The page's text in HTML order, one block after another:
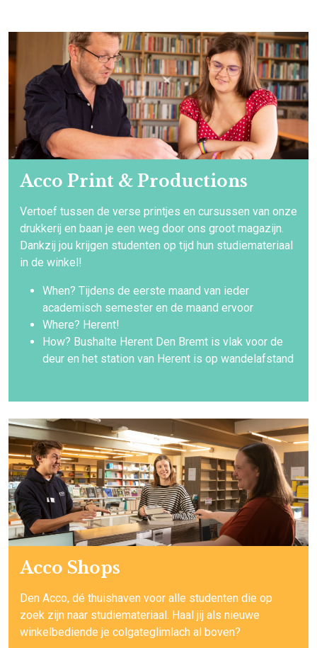
Acco Print & Productions
Vertoef tussen de verse printjes en cursussen van onze
drukkerij en baan je een weg door ons groot magazijn.
Dankzij jou krijgen studenten op tijd hun studiemateriaal
in de winkel!
When? Tijdens de eerste maand van ieder
academisch semester en de maand ervoor
Where? Herent!
How? Bushalte Herent Den Bremt is vlak voor de
deur en het station van Herent is op wandelafstand
Acco Shops
Den Acco, dé thuishaven voor alle studenten die op
zoek zijn naar studiemateriaal. Haal jij als nieuwe
winkelbediende je colgateglimlach al boven?